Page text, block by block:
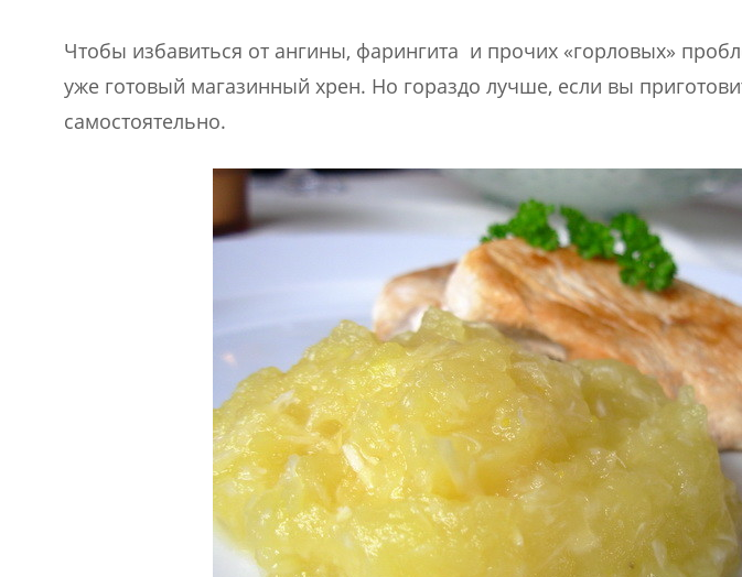
Чтобы избавиться от ангины, фарингита и прочих «горловых»
уже готовый магазинный хрен. Но гораздо лучше, если вы
самостоятельно.